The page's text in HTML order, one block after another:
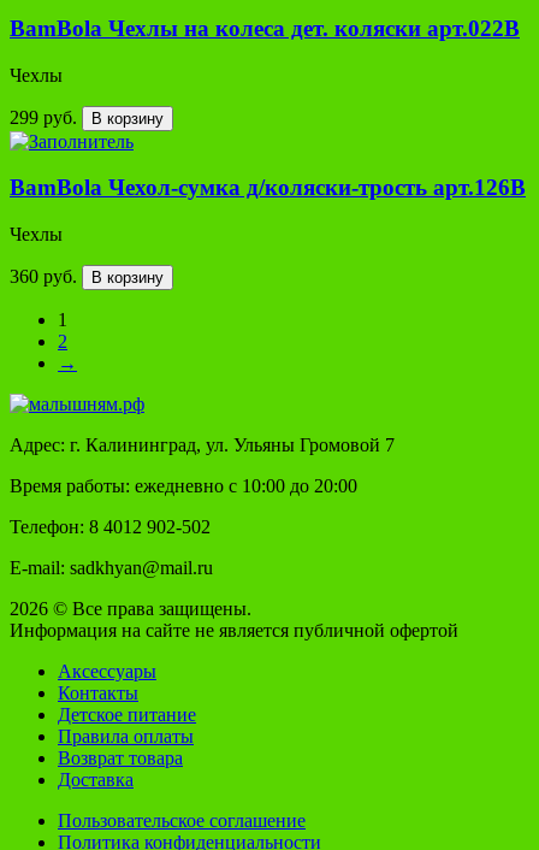
BamBola Чехлы на колеса дет. коляски арт.022В
Чехлы
299 руб. В корзину
BamBola Чехол-сумка д/коляски-трость арт.126В
Чехлы
360 руб. В корзину
1
2
→
Адрес: г. Калининград, ул. Ульяны Громовой 7
Время работы: ежедневно с 10:00 до 20:00
Телефон: 8 4012 902-502
E-mail: sadkhyan@mail.ru
2026 © Все права защищены.
Информация на сайте не является публичной офертой
Аксессуары
Контакты
Детское питание
Правила оплаты
Возврат товара
Доставка
Пользовательское соглашение
Политика конфиденциальности